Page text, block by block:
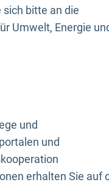
bitte an die
Umwelt, Energie
und
und
erhalten Sie auf